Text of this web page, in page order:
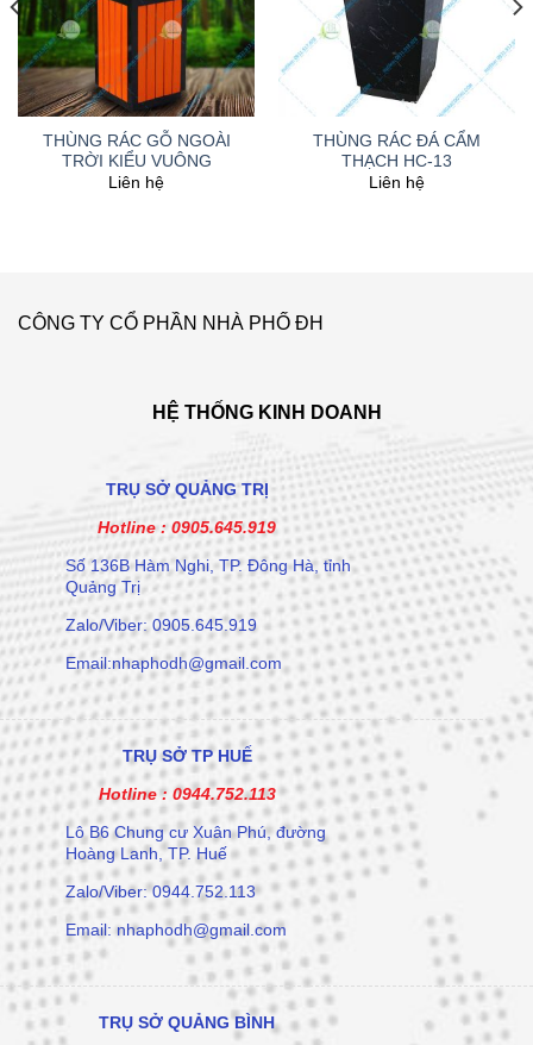
THÙNG RÁC GỖ NGOÀI
TRỜI KIỂU VUÔNG
Liên hệ
THÙNG RÁC ĐÁ CẨM
THẠCH HC-13
Liên hệ
CÔNG TY CỔ PHẦN NHÀ PHỐ ĐH
HỆ THỐNG KINH DOANH
TRỤ SỞ QUẢNG TRỊ
Hotline : 0905.645.919
Số 136B Hàm Nghi, TP. Đông Hà, tỉnh
Quảng Trị
Zalo/Viber: 0905.645.919
Email:nhaphodh@gmail.com
TRỤ SỞ TP HUẾ
Hotline : 0944.752.113
Lô B6 Chung cư Xuân Phú, đường
Hoàng Lanh, TP. Huế
Zalo/Viber: 0944.752.113
Email: nhaphodh@gmail.com
TRỤ SỞ QUẢNG BÌNH